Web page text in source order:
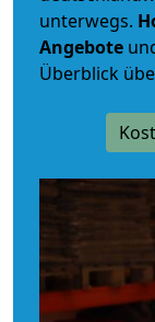
unterwegs.
Angebote
Überblick